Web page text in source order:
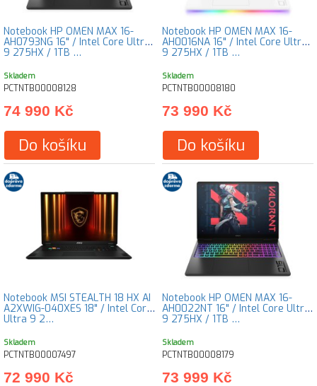
Notebook HP OMEN MAX 16-
AH0793NG 16" / Intel Core Ultra
9 275HX / 1TB …
Skladem
PCTNTB00008128
74 990 Kč
Do košíku
Notebook HP OMEN MAX 16-
AH0016NA 16" / Intel Core Ultra
9 275HX / 1TB …
Skladem
PCTNTB00008180
73 990 Kč
Do košíku
Notebook MSI STEALTH 18 HX AI
A2XWIG-040XES 18" / Intel Core
Ultra 9 2…
Skladem
PCTNTB00007497
72 990 Kč
Notebook HP OMEN MAX 16-
AH0022NT 16" / Intel Core Ultra
9 275HX / 1TB …
Skladem
PCTNTB00008179
73 999 Kč